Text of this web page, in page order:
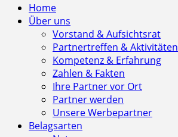
Home
Über uns
Vorstand & Aufsichtsrat
Partnertreffen & Aktivitäten
Kompetenz & Erfahrung
Zahlen & Fakten
Ihre Partner vor Ort
Partner werden
Unsere Werbepartner
Belagsarten